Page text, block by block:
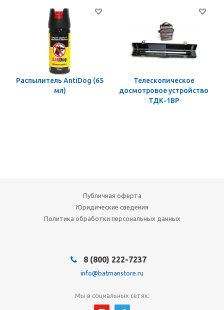
Распылитель AntiDog (65
мл)
Телескопическое
досмотровое устройство
ТДК-1ВР
Публичная оферта
Юридические сведения
Политика обработки персональных данных
8 (800) 222-7237
info@batmanstore.ru
Мы в социальных сетях: